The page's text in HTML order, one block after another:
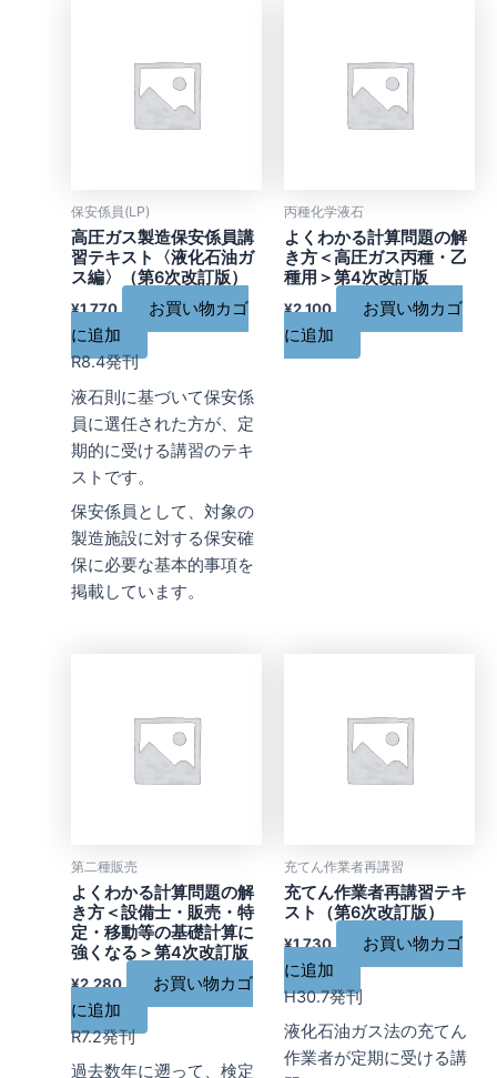
保安係員(LP)
高圧ガス製造保安係員講
習テキスト〈液化石油ガ
ス編〉（第6次改訂版）
¥1,770
お買い物カゴ
に追加
R8.4発刊
液石則に基づいて保安係
員に選任された方が、定
期的に受ける講習のテキ
ストです。
保安係員として、対象の
製造施設に対する保安確
保に必要な基本的事項を
掲載しています。
丙種化学液石
よくわかる計算問題の解
き方＜高圧ガス丙種・乙
種用＞第4次改訂版
¥2,100
お買い物カゴ
に追加
第二種販売
よくわかる計算問題の解
き方＜設備士・販売・特
定・移動等の基礎計算に
強くなる＞第4次改訂版
¥2,280
お買い物カゴ
に追加
R7.2発刊
過去数年に遡って、検定
充てん作業者再講習
充てん作業者再講習テキ
スト（第6次改訂版）
¥1,730
お買い物カゴ
に追加
H30.7発刊
液化石油ガス法の充てん
作業者が定期に受ける講